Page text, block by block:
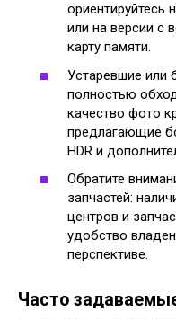
ориентируйтесь
или на версии с
карту памяти.
Устаревшие
полностью
качество фото
предлагающие
HDR и
Обратите
запчастей:
центров и
удобство
перспективе.
Часто